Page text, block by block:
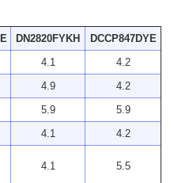
DN2820FYKH
DCCP847DYE
4.1
4.2
4.9
4.2
5.9
5.9
4.1
4.2
4.1 5.5